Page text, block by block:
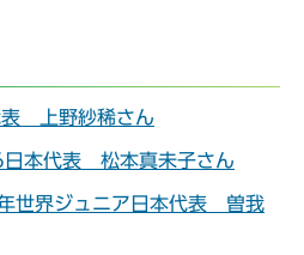
表 上野紗稀さん
本代表 松本真未子さん
世界ジュニア日本代表 曽我